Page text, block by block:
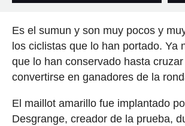
Es el sumun y son muy pocos y
los ciclistas que lo han portado. Ya
que lo han conservado hasta
convertirse en ganadores de la
El maillot amarillo fue implantado
Desgrange, creador de la prueba,